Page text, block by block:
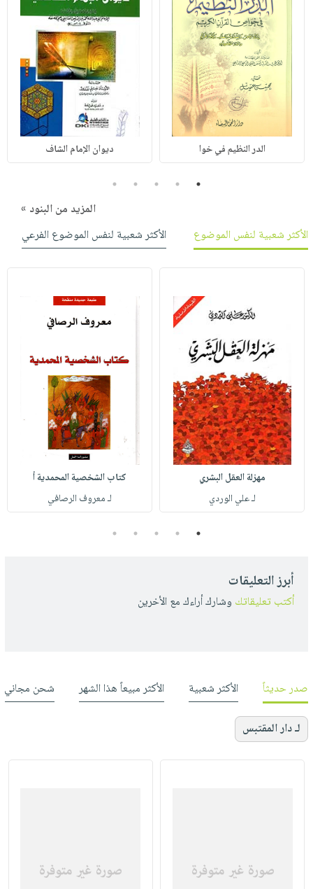
الدر النظيم في خوا ديوان الإمام الشاف
1
2
3
4
5
المزيد من البنود »
الأكثر شعبية لنفس الموضوع
الأكثر شعبية لنفس الموضوع الفرعي
مهزلة العقل البشري
لـ علي الوردي
كتاب الشخصية المحمدية أ
لـ معروف الرصافي
1
2
3
4
5
أبرز التعليقات
أكتب تعليقاتك وشارك أراءك مع الأخرين
صدر حديثاً الأكثر شعبية الأكثر مبيعاً هذا الشهر شحن مجاني
لـ دار المقتبس